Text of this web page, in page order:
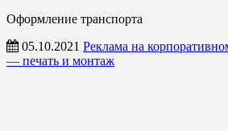
Оформление транспорта
05.10.2021 Реклама на
— печать и монтаж